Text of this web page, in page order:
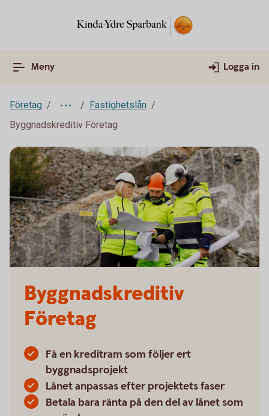
Meny Logga in
Företag
Fastighetslån
Byggnadskreditiv Företag
Byggnadskreditiv
Företag
Få en kreditram som följer ert
byggnadsprojekt
Lånet anpassas efter projektets faser
Betala bara ränta på den del av lånet som